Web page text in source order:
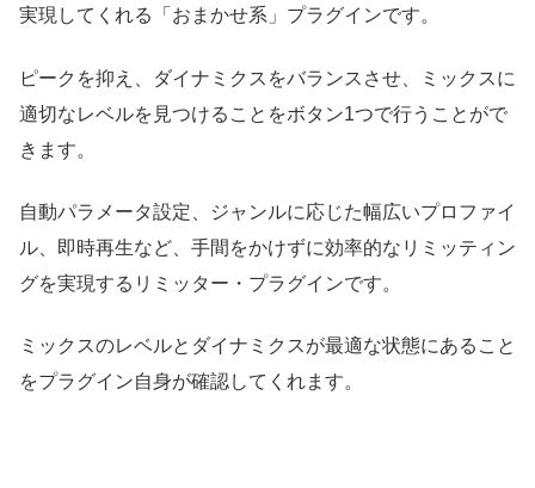
実現してくれる「おまかせ系」プラグインです。
ピークを抑え、ダイナミクスをバランスさせ、ミックスに
適切なレベルを見つけることをボタン1つで行うことがで
きます。
自動パラメータ設定、ジャンルに応じた幅広いプロファイ
ル、即時再生など、手間をかけずに効率的なリミッティン
グを実現するリミッター・プラグインです。
ミックスのレベルとダイナミクスが最適な状態にあること
をプラグイン自身が確認してくれます。